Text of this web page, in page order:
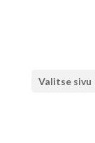
Valitse sivu